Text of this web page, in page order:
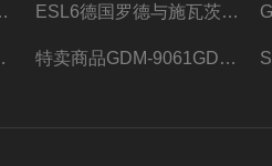
茨射频信号源 ESL6德国罗德与施瓦茨预认证EMI接收机
与施瓦茨 特卖商品GDM-9061GDM-9061台式万用表